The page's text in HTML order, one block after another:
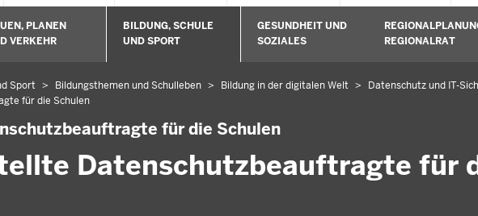
öffnen
PLANEN
VERKEHR
Untermenü öffnen
BILDUNG, SCHULE
UND SPORT
Untermenü öffnen
GESUNDHEIT UND
SOZIALES
Untermenü öffnen
REGIONALRAT
Sport Bildungsthemen und Schulleben Bildung in der digitalen Welt
Datenschutz und IT-
für die Schulen
für die Schulen
Datenschutzbeauftragte für